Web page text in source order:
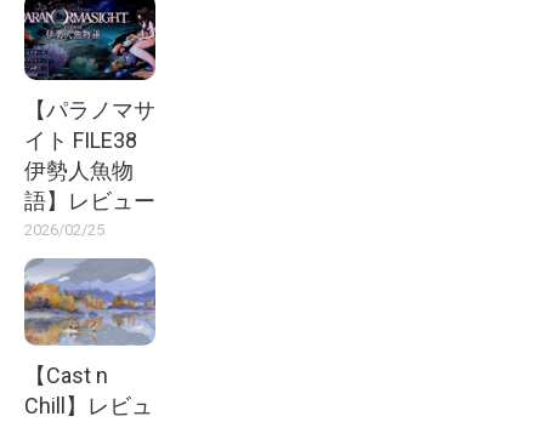
【パラノマサ
イト FILE38
伊勢人魚物
語】レビュー
2026/02/25
【Cast n
Chill】レビュ